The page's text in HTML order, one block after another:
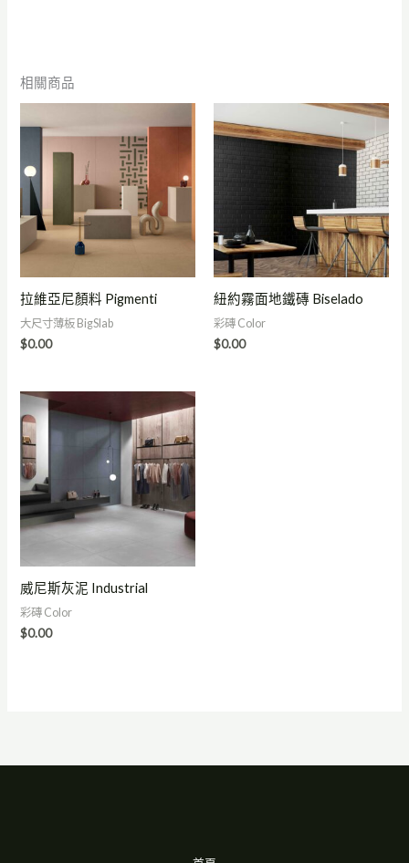
相關商品
拉維亞尼顏料 Pigmenti
大尺寸薄板 BigSlab
$0.00
紐約霧面地鐵磚 Biselado
彩磚 Color
$0.00
威尼斯灰泥 Industrial
彩磚 Color
$0.00